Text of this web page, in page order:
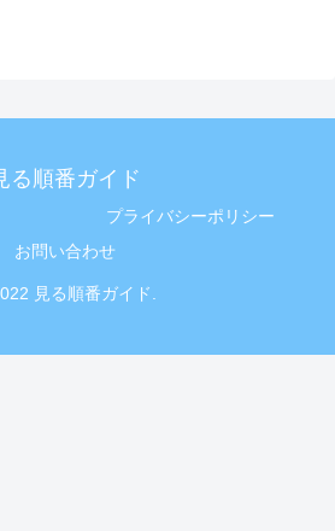
る順番ガイド
プライバシーポリシー
お問い合わせ
見る順番ガイド.